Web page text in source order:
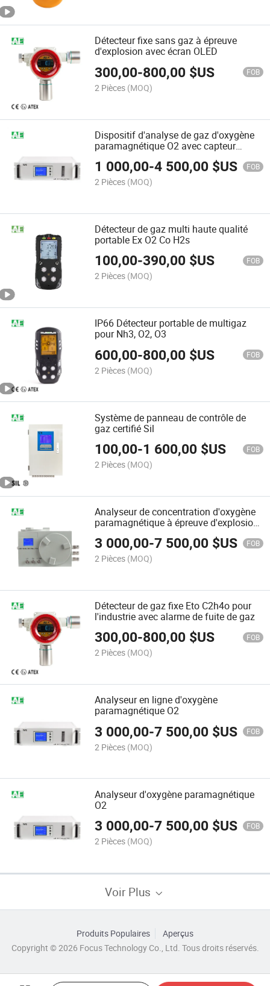
Détecteur fixe sans gaz à épreuve
d'explosion avec écran OLED
300,00-800,00 $US FOB
2 Pièces (MOQ)
Dispositif d'analyse de gaz d'oxygène
paramagnétique O2 avec capteur
1 000,00-4 500,00 $US FOB
2 Pièces (MOQ)
Détecteur de gaz multi haute qualité
portable Ex O2 Co H2s
100,00-390,00 $US FOB
2 Pièces (MOQ)
IP66 Détecteur portable de multigaz
pour Nh3, O2, O3
600,00-800,00 $US FOB
2 Pièces (MOQ)
Système de panneau de contrôle de
gaz certifié Sil
100,00-1 600,00 $US FOB
2 Pièces (MOQ)
Analyseur de concentration d'oxygène
paramagnétique à épreuve d'explosion
3 000,00-7 500,00 $US FOB
2 Pièces (MOQ)
Détecteur de gaz fixe Eto C2h4o pour
l'industrie avec alarme de fuite de gaz
300,00-800,00 $US FOB
2 Pièces (MOQ)
Analyseur en ligne d'oxygène
paramagnétique O2
3 000,00-7 500,00 $US FOB
2 Pièces (MOQ)
Analyseur d'oxygène paramagnétique
O2
3 000,00-7 500,00 $US FOB
2 Pièces (MOQ)
Voir Plus
Produits Populaires
Aperçus
Copyright © 2026 Focus Technology Co., Ltd. Tous droits réservés.